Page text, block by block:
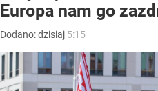
Europa nam go
Dodano:dzisiaj 5:15